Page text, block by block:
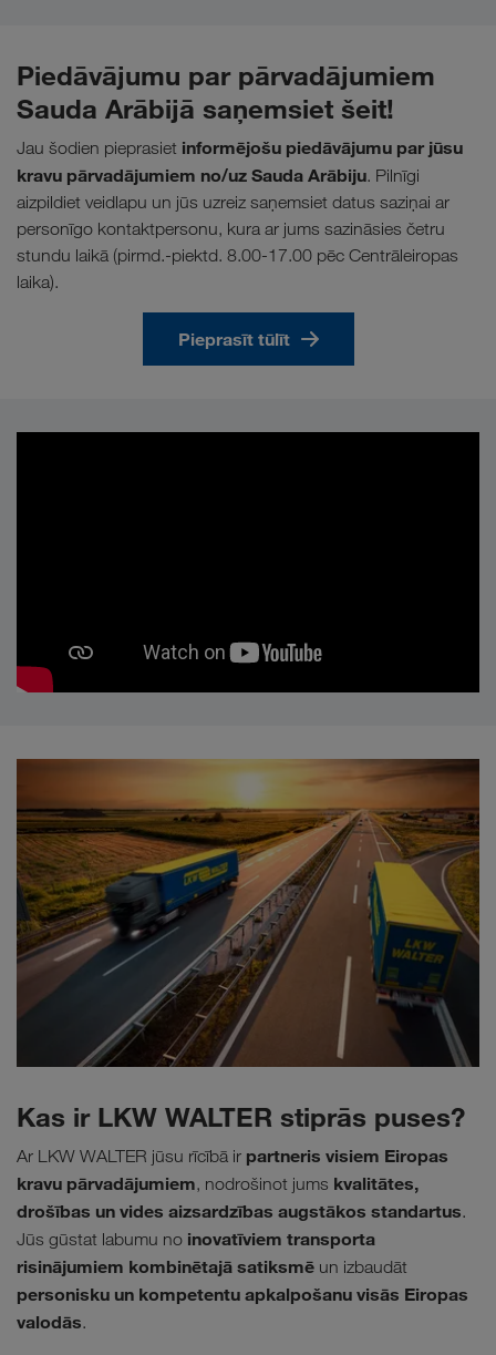
Piedāvājumu par pārvadājumiem
Sauda Arābijā saņemsiet šeit!
Jau šodien pieprasiet informējošu piedāvājumu par jūsu
kravu pārvadājumiem no/uz Sauda Arābiju. Pilnīgi
aizpildiet veidlapu un jūs uzreiz saņemsiet datus saziņai ar
personīgo kontaktpersonu, kura ar jums sazināsies četru
stundu laikā (pirmd.-piektd. 8.00-17.00 pēc Centrāleiropas
laika).
Pieprasīt tūlīt
Kas ir LKW WALTER stiprās puses?
Ar LKW WALTER jūsu rīcībā ir partneris visiem Eiropas
kravu pārvadājumiem, nodrošinot jums kvalitātes,
drošības un vides aizsardzības augstākos standartus.
Jūs gūstat labumu no inovatīviem transporta
risinājumiem kombinētajā satiksmē un izbaudāt
personisku un kompetentu apkalpošanu visās Eiropas
valodās.